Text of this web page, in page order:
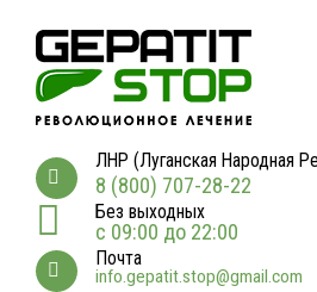
ЛНР (Луганская Народная
8 (800) 707-28-22
Без выходных
с 09:00 до 22:00
Почта
info.gepatit.stop@gmail.com